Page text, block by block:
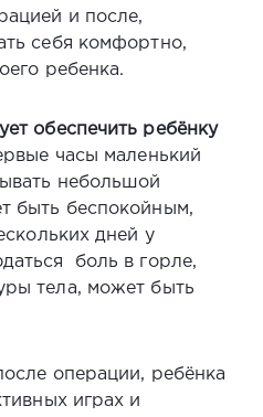
и после,
себя комфортно,
ребенка.
обеспечить ребёнку
часы маленький
небольшой
быть беспокойным,
дней у
боль в горле,
тела, может быть
операции, ребёнка
играх и